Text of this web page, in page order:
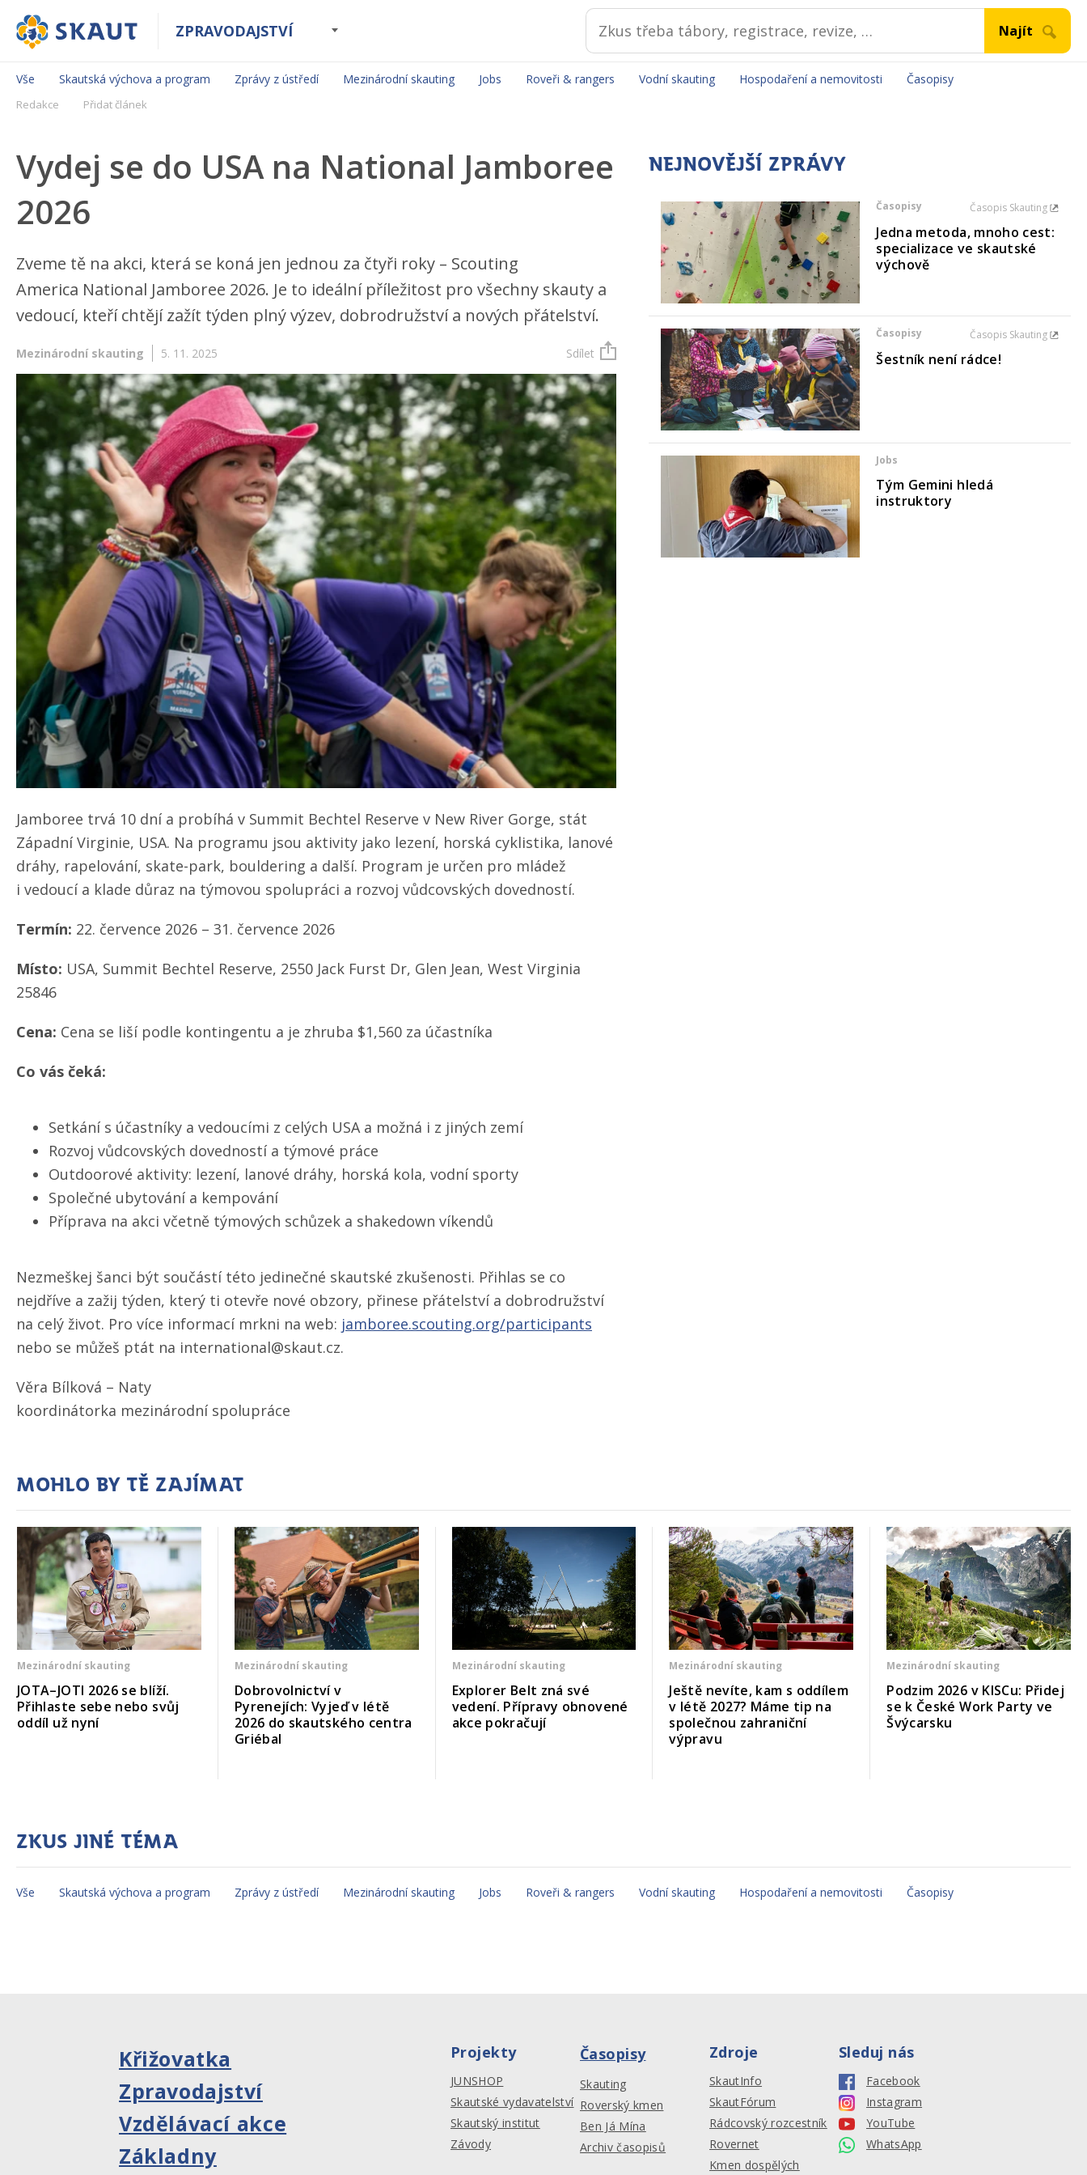
ZPRAVODAJSTVÍ
Vše Skautská výchova a program Zprávy z ústředí Mezinárodní skauting Jobs Roveři & rangers Vodní skauting Hospodaření a nemovitosti Časopisy
Redakce Přidat článek
Vydej se do USA na National Jamboree
2026
Zveme tě na akci, která se koná jen jednou za čtyři roky – Scouting
America National Jamboree 2026. Je to ideální příležitost pro všechny skauty a
vedoucí, kteří chtějí zažít týden plný výzev, dobrodružství a nových přátelství.
Mezinárodní skauting 5. 11. 2025 Sdílet
Jamboree trvá 10 dní a probíhá v Summit Bechtel Reserve v New River Gorge, stát
Západní Virginie, USA. Na programu jsou aktivity jako lezení, horská cyklistika, lanové
dráhy, rapelování, skate-park, bouldering a další. Program je určen pro mládež
i vedoucí a klade důraz na týmovou spolupráci a rozvoj vůdcovských dovedností.
Termín: 22. července 2026 – 31. července 2026
Místo: USA, Summit Bechtel Reserve, 2550 Jack Furst Dr, Glen Jean, West Virginia
25846
Cena: Cena se liší podle kontingentu a je zhruba $1,560 za účastníka
Co vás čeká:
Setkání s účastníky a vedoucími z celých USA a možná i z jiných zemí
Rozvoj vůdcovských dovedností a týmové práce
Outdoorové aktivity: lezení, lanové dráhy, horská kola, vodní sporty
Společné ubytování a kempování
Příprava na akci včetně týmových schůzek a shakedown víkendů
Nezmeškej šanci být součástí této jedinečné skautské zkušenosti. Přihlas se co
nejdříve a zažij týden, který ti otevře nové obzory, přinese přátelství a dobrodružství
na celý život. Pro více informací mrkni na web: jamboree.scouting.org/​participants
nebo se můžeš ptát na international@skaut.cz.
Věra Bílková – Naty
koordinátorka mezinárodní spolupráce
NEJNOVĚJŠÍ ZPRÁVY
Časopisy Časopis Skauting
Jedna metoda, mnoho cest:
specializace ve skautské
výchově
Časopisy Časopis Skauting
Šestník není rádce!
Jobs
Tým Gemini hledá
instruktory
Mohlo by tě zajímat
Mezinárodní skauting
JOTA–JOTI 2026 se blíží.
Přihlaste sebe nebo svůj
oddíl už nyní
Mezinárodní skauting
Dobrovolnictví v
Pyrenejích: Vyjeď v létě
2026 do skautského centra
Griébal
Mezinárodní skauting
Explorer Belt zná své
vedení. Přípravy obnovené
akce pokračují
Mezinárodní skauting
Ještě nevíte, kam s oddílem
v létě 2027? Máme tip na
společnou zahraniční
výpravu
Mezinárodní skauting
Podzim 2026 v KISCu: Přidej
se k České Work Party ve
Švýcarsku
Zkus jiné téma
Vše Skautská výchova a program Zprávy z ústředí Mezinárodní skauting Jobs Roveři & rangers Vodní skauting Hospodaření a nemovitosti Časopisy
Křižovatka
Zpravodajství
Vzdělávací akce
Základny
Projekty
JUNSHOP
Skautské vydavatelství
Skautský institut
Závody
Časopisy
Skauting
Roverský kmen
Ben Já Mína
Archiv časopisů
Zdroje
SkautInfo
SkautFórum
Rádcovský rozcestník
Rovernet
Kmen dospělých
Sleduj nás
Facebook
Instagram
YouTube
WhatsApp